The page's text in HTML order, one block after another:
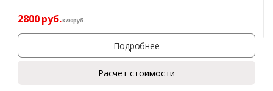
2800руб.3700руб.
Подробнее
Расчет стоимости